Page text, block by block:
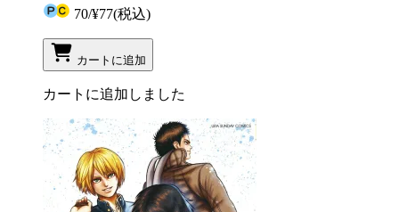
70/¥77(税込)
カートに追加
カートに追加しました